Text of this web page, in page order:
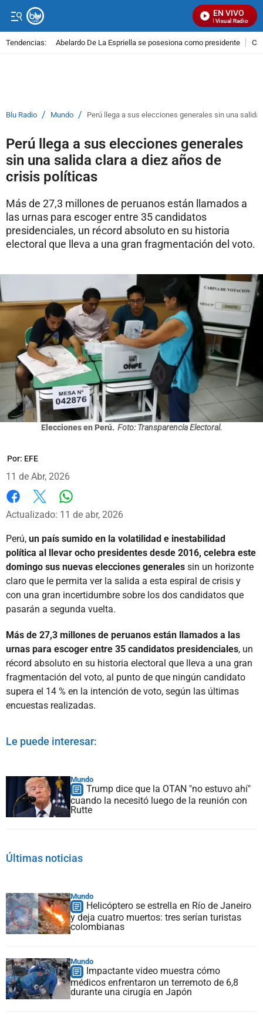
EN VIVO
Señal Visual Radio
Tendencias: Abelardo De La Espriella se posesiona como presidente
Blu Radio / Mundo / Perú llega a sus elecciones generales sin una
Perú llega a sus elecciones generales
sin una salida clara a diez años de
crisis políticas
Más de 27,3 millones de peruanos están llamados a
las urnas para escoger entre 35 candidatos
presidenciales, un récord absoluto en su historia
electoral que lleva a una gran fragmentación del voto.
Elecciones en Perú. Foto: Transparencia Electoral.
Por: EFE
11 de Abr, 2026
Facebook
X
Actualizado: 11 de abr, 2026
Perú, un país sumido en la volatilidad e inestabilidad
política al llevar ocho presidentes desde 2016, celebra este
domingo sus nuevas elecciones generales sin un horizonte
claro que le permita ver la salida a esta espiral de crisis y
con una gran incertidumbre sobre los dos candidatos que
pasarán a segunda vuelta.
Más de 27,3 millones de peruanos están llamados a las
urnas para escoger entre 35 candidatos presidenciales, un
récord absoluto en su historia electoral que lleva a una gran
fragmentación del voto, al punto de que ningún candidato
supera el 14 % en la intención de voto, según las últimas
encuestas realizadas.
Le puede interesar:
Mundo
Trump dice que la OTAN "no estuvo ahí"
cuando la necesitó luego de la reunión con
Rutte
Últimas noticias
Mundo
Helicóptero se estrella en Río de Janeiro
y deja cuatro muertos: tres serían turistas
colombianas
Mundo
Impactante video muestra cómo
médicos enfrentaron un terremoto de 6,8
durante una cirugía en Japón